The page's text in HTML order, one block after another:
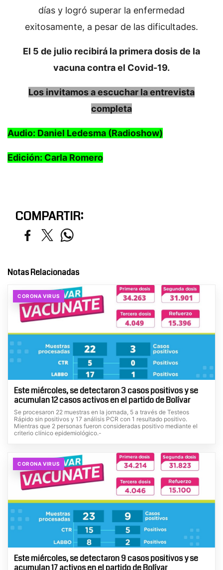
días y logró superar la enfermedad
exitosamente, a pesar de las dificultades.
El 5 de julio recibirá la primera dosis de la
vacuna contra el Covid-19.
Los invitamos a escuchar la entrevista
completa
Audio: Daniel Ledesma (Radioshow)
Edición: Carla Romero
COMPARTIR:
Notas Relacionadas
CORONA VIRUS
Este miércoles, se detectaron 3 casos positivos y se
acumulan 12 casos activos en el partido de Bolívar
Se procesaron 22 muestras en la jornada, 5 a través de Testeos
Rápido sin positivos y 17 análisis PCR con 1 resultado positivo.
Mientras que 2 personas fueron consideradas positivo mediante el
criterio clínico epidemiológico.-
CORONA VIRUS
Este miércoles, se detectaron 9 casos positivos y se